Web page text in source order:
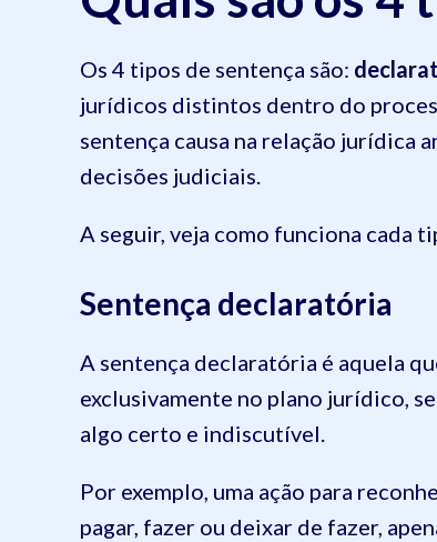
Os 4 tipos de sentença são:
jurídicos distintos dentro do
sentença causa na relação jurídica
decisões judiciais.
A seguir, veja como funciona cada
Sentença declaratória
A sentença declaratória é aquela
exclusivamente no plano jurídico,
algo certo e indiscutível.
Por exemplo, uma ação para
pagar, fazer ou deixar de fazer,